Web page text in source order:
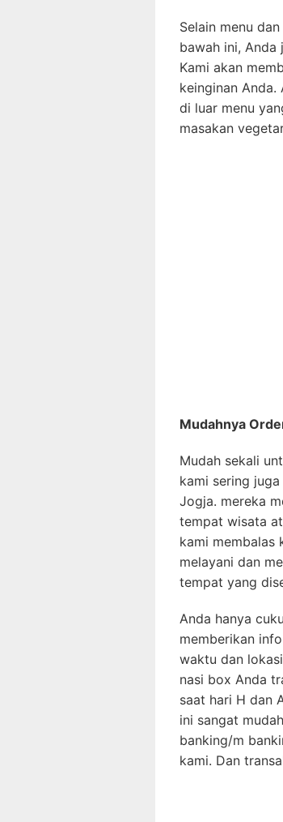
Selain menu
bawah ini, Anda
Kami akan
keinginan Anda.
di luar menu
masakan
Mudahnya
Mudah sekali
kami sering
Jogja. mereka
tempat wisata
kami membalas
melayani dan
tempat yang
Anda hanya
memberikan
waktu dan
nasi box Anda
saat hari H dan
ini sangat
banking/m
kami. Dan